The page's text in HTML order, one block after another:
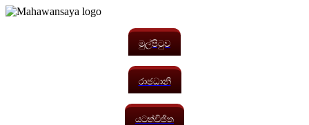
මුල්පිටුව
රාජධානි
යටත්විජිත